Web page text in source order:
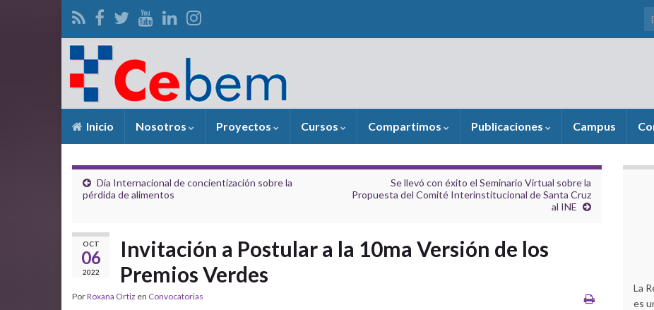
Inicio Nosotros Proyectos Cursos Compartimos Publicaciones Campus
Día Internacional de concientización sobre la
pérdida de alimentos
Se llevó con éxito el Seminario Virtual sobre la
Propuesta del Comité Interinstitucional de Santa Cruz
al INE
OCT
06
2022
Invitación a Postular a la 10ma Versión de los
Premios Verdes
PorRoxana Ortiz en Convocatorias
La
es